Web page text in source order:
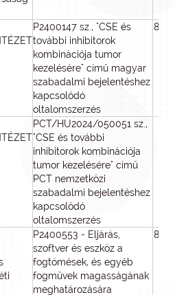
P2400147 sz., "CSE és
további inhibitorok
kombinációja tumor
kezelésére" című magyar
szabadalmi bejelentéshez
kapcsolódó
oltalomszerzés
800
PCT/HU2024/050051 sz.,
"CSE és további
inhibitorok kombinációja
tumor kezelésére" című
PCT nemzetközi
szabadalmi bejelentéshez
kapcsolódó
oltalomszerzés
P2400553 - Eljárás,
szoftver és eszköz a
fogtömések, és egyéb
fogművek magasságának
meghatározására
800